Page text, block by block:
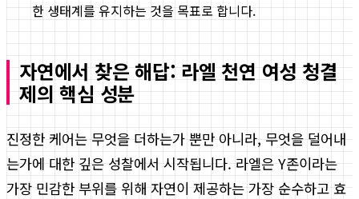
한 생태계를 유지하는 것을 목표로 합니다.
자연에서 찾은 해답: 라엘 천연 여성 청결
제의 핵심 성분
진정한 케어는 무엇을 더하는가 뿐만 아니라, 무엇을 덜어내
는가에 대한 깊은 성찰에서 시작됩니다. 라엘은 Y존이라는
가장 민감한 부위를 위해 자연이 제공하는 가장 순수하고 효